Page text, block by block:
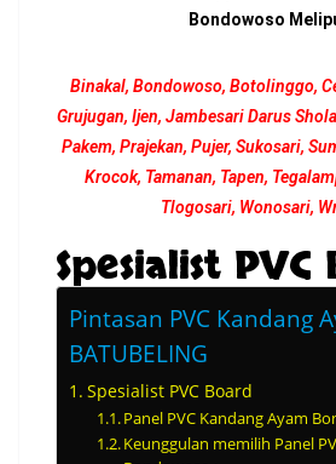
Bondowoso
Binakal, Bondowoso, Botolinggo,
Grujugan, Ijen, Jambesari Darus
Pakem, Prajekan, Pujer, Sukosari,
Krocok, Tamanan, Tapen,
Tlogosari, Wonosari,
Spesialist
Pintasan PVC Kandang
BATUBELING
Spesialist PVC Board
Panel PVC Kandang Ayam
Keunggulan memilih Panel